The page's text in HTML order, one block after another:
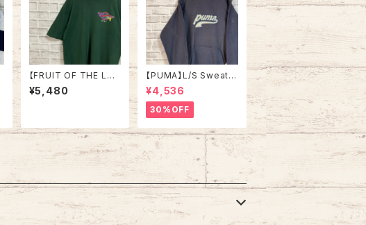
【FRUIT OF THE LO
OM】S/S Tee L 90s
Made in USA “Boogi
企業モノ 企業ロゴ レス
トラン アメリカ USA 古
¥5,480
【PUMA】L/S Sweat L
相当 Made in BULGA
RIA プーマ スウェット
トレーナー ブルガリア
製 ユーロ ヨーロッパ
古着
¥4,536
30%OFF